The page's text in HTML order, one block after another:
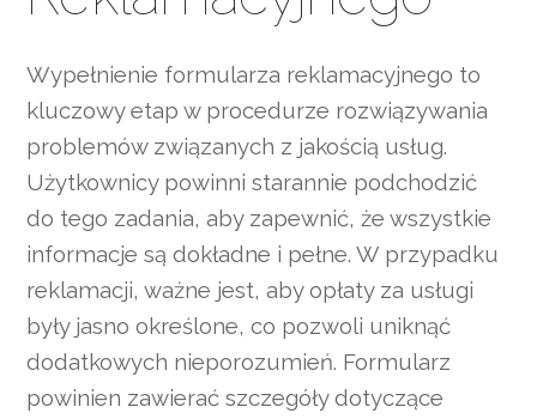
Wypełnienie formularza reklamacyjnego to
kluczowy etap w procedurze rozwiązywania
problemów związanych z jakością usług.
Użytkownicy powinni starannie podchodzić
do tego zadania, aby zapewnić, że wszystkie
informacje są dokładne i pełne. W przypadku
reklamacji, ważne jest, aby opłaty za usługi
były jasno określone, co pozwoli uniknąć
dodatkowych nieporozumień. Formularz
powinien zawierać szczegóły dotyczące